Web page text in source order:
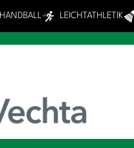
HANDBALL LEICHTATHLETIK